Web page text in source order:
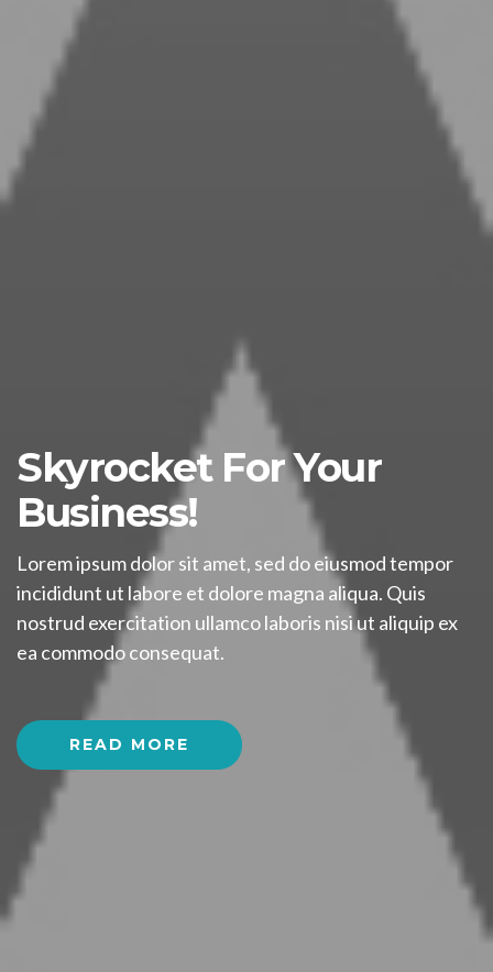
Skyrocket For Your
Business!
Lorem ipsum dolor sit amet, sed do eiusmod tempor
incididunt ut labore et dolore magna aliqua. Quis
nostrud exercitation ullamco laboris nisi ut aliquip ex
ea commodo consequat.
READ MORE